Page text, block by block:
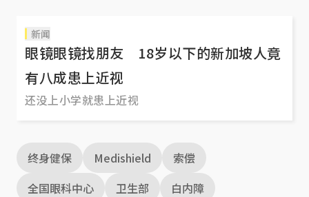
新闻
眼镜眼镜找朋友 18岁以下的新加坡人竟
有八成患上近视
还没上小学就患上近视
终身健保 Medishield
索偿
全国眼科中心
卫生部 白内障